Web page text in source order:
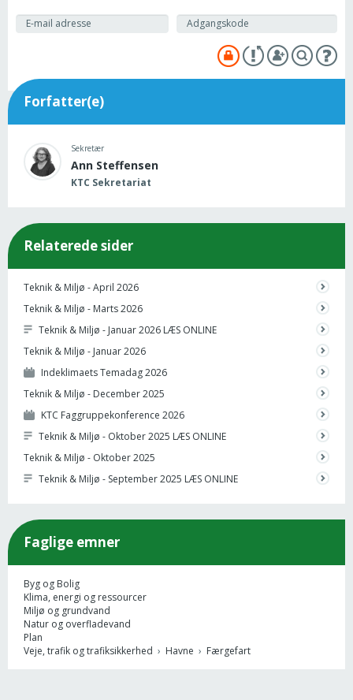
Forfatter(e)
Sekretær
Ann Steffensen
KTC Sekretariat
Relaterede sider
Teknik & Miljø - April 2026
Teknik & Miljø - Marts 2026
Teknik & Miljø - Januar 2026 LÆS ONLINE
Teknik & Miljø - Januar 2026
Indeklimaets Temadag 2026
Teknik & Miljø - December 2025
KTC Faggruppekonference 2026
Teknik & Miljø - Oktober 2025 LÆS ONLINE
Teknik & Miljø - Oktober 2025
Teknik & Miljø - September 2025 LÆS ONLINE
Faglige emner
Byg og Bolig
Klima, energi og ressourcer
Miljø og grundvand
Natur og overfladevand
Plan
Veje, trafik og trafiksikkerhed › Havne › Færgefart